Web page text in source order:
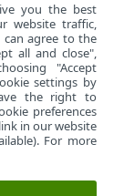
you the best
website traffic,
can agree to the
all and close",
"Accept
settings by
the right to
preferences
in our website
For more